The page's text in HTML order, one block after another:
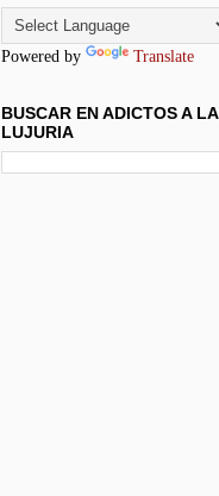
Powered by Translate
BUSCAR EN ADICTOS A LA
LUJURIA